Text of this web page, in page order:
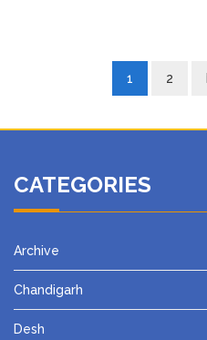
1 2
CATEGORIES
Archive
Chandigarh
Desh